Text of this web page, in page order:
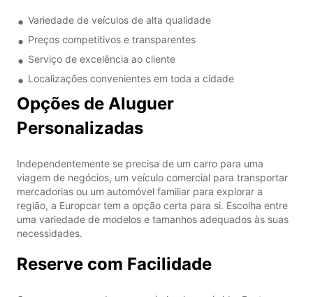
Variedade de veículos de alta qualidade
Preços competitivos e transparentes
Serviço de excelência ao cliente
Localizações convenientes em toda a cidade
Opções de Aluguer
Personalizadas
Independentemente se precisa de um carro para uma
viagem de negócios, um veículo comercial para transportar
mercadorias ou um automóvel familiar para explorar a
região, a Europcar tem a opção certa para si. Escolha entre
uma variedade de modelos e tamanhos adequados às suas
necessidades.
Reserve com Facilidade